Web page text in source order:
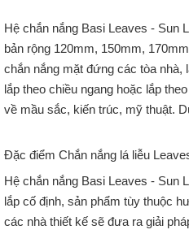
Hệ chắn nắng Basi Leaves - Sun
bản rộng 120mm, 150mm,
chắn nắng mặt đứng các tòa nhà,
lắp theo chiều ngang hoặc lắp
về mầu sắc, kiến trúc, mỹ thuật.
Đặc điểm Chắn nắng lá liễu
Hệ chắn nắng Basi Leaves - Sun
lắp cố định, sản phẩm tùy thuộc
các nhà thiết kế sẽ đưa ra giải